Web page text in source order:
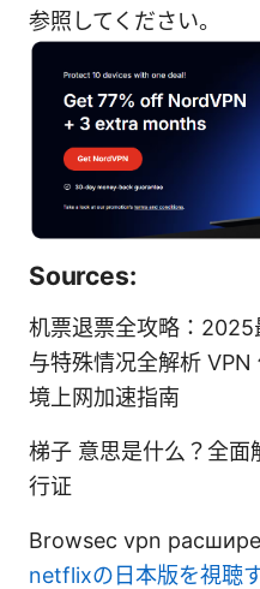
参照してください。
Sources:
机票退票全攻略：
与特殊情况全解析
境上网加速指南
梯子 意思是什么？全
行证
Browsec vpn
netflixの日本版を視聴